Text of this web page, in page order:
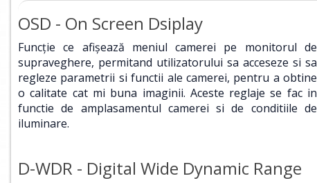
OSD - On Screen Dsiplay
Funcţie ce afişează meniul camerei pe monitorul de
supraveghere, permitand utilizatorului sa acceseze si sa
regleze parametrii si functii ale camerei, pentru a obtine
o calitate cat mi buna imaginii. Aceste reglaje se fac in
functie de amplasamentul camerei si de conditiile de
iluminare.
D-WDR - Digital Wide Dynamic Range